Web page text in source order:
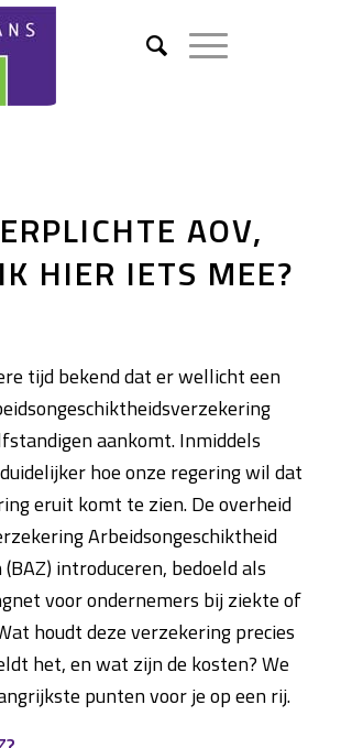
AOV,
HIER IETS MEE?
tijd bekend dat er wellicht een
aankomt. Inmiddels
hoe onze regering wil dat
eruit komt te zien. De overheid
Arbeidsongeschiktheid
introduceren, bedoeld als
voor ondernemers bij ziekte of
houdt deze verzekering precies
het, en wat zijn de kosten? We
punten voor je op een rij.